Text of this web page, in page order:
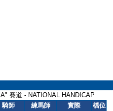
賽道 - NATIONAL HANDICAP
騎師 練馬師
實際
檔位